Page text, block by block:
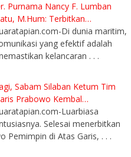
Purnama Nancy F. Lumban
M.Hum: Terbitkan…
Di dunia maritim,
yang efektif adalah
kelancaran . . .
Sabam Silaban Ketum Tim
Prabowo Kembal…
Luarbiasa
Selesai menerbitkan
Pemimpin di Atas Garis, . . .